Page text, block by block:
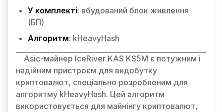
У комплекті: вбудований блок живлення
(БП)
Алгоритм: kHeavyHash
Asic-майнер IceRiver KAS KS5M є потужним і
надійним пристроєм для видобутку
криптовалют, спеціально розробленим для
алгоритму kHeavyHash. Цей алгоритм
використовується для майнінгу криптовалют,